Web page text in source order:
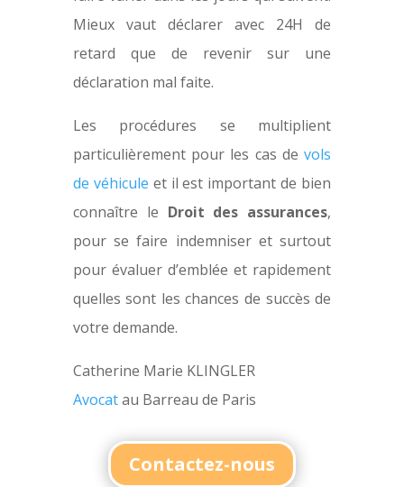
Mieux vaut déclarer avec 24H de
retard que de revenir sur une
déclaration mal faite.
Les procédures se multiplient
particulièrement pour les cas devols
de véhicule et il est important de bien
connaître le Droit des assurances,
pour se faire indemniser et surtout
pour évaluer d’emblée et rapidement
quelles sont les chances de succès de
votre demande.
Catherine Marie KLINGLER
Avocatau Barreau de Paris
Contactez-nous